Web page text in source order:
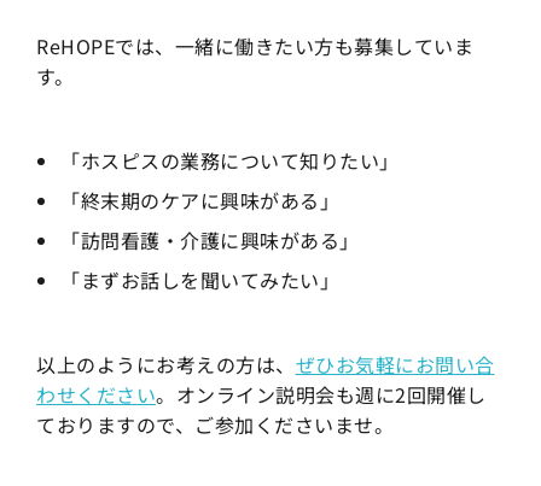
ReHOPEでは、一緒に働きたい方も募集していま
す。
「ホスピスの業務について知りたい」
「終末期のケアに興味がある」
「訪問看護・介護に興味がある」
「まずお話しを聞いてみたい」
以上のようにお考えの方は、 ぜひお気軽にお問い合
わせください。オンライン説明会も週に2回開催し
ておりますので、ご参加くださいませ。